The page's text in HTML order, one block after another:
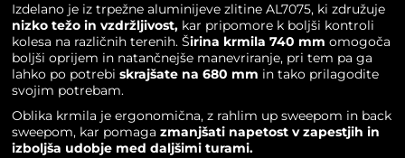
Izdelano je iz trpežne aluminijeve zlitine AL7075, ki združuje
nizko težo in vzdržljivost,kar pripomore k boljši kontroli
kolesa na različnih terenih. Širina krmila 740 mm omogoča
boljši oprijem in natančnejše manevriranje, pri tem pa ga
lahko po potrebi skrajšate na 680 mm in tako prilagodite
svojim potrebam.
Oblika krmila je ergonomična, z rahlim up sweepom in back
sweepom, kar pomaga zmanjšati napetost v zapestjih in
izboljša udobje med daljšimi turami.